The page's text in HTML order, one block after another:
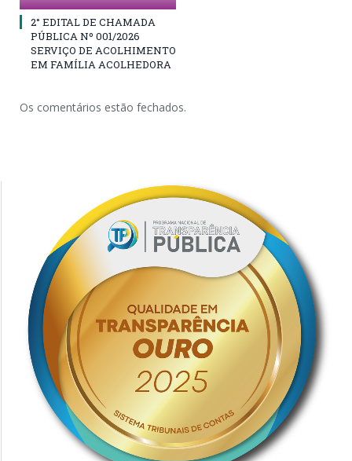
2° EDITAL DE CHAMADA
PÚBLICA Nº 001/2026
SERVIÇO DE ACOLHIMENTO
EM FAMÍLIA ACOLHEDORA
Os comentários estão fechados.